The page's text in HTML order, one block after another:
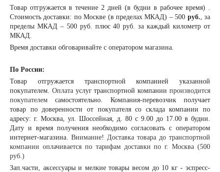
Товар отгружается в течение 2 дней (в будни в рабочее время) .
Стоимость доставки: по Москве (в пределах МКАД) – 500 руб., за
пределы МКАД – 500 руб. плюс 40 руб. за каждый километр от
МКАД.
Время доставки обговаривайте с оператором магазина.
По России:
Товар отгружается транспортной компанией указанной
покупателем. Оплатауслуг транспортной компаниипроизводится
покупателем самостоятельно. Компания-перевозчик получает
товар по доверенности от покупателя со склада компании по
адресу: г. Москва, ул. Шоссейная, д. 80 с 9.00 до 17.00 в будни.
Дату и время получения необходимо согласовать с оператором
интернет-магазина. Внимание! Доставка товара до транспортной
компании оплачивается по тарифам доставки по г. Москва (500
руб.)
Зап.части, аксессуары и мелкие товары весом до 10 кг - эспресс-